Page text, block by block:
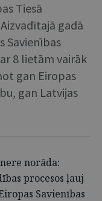
Tiesā
gadā
Savienības
8 lietām vairāk
gan Eiropas
gan Latvijas
norāda:
procesos ļauj
Savienības